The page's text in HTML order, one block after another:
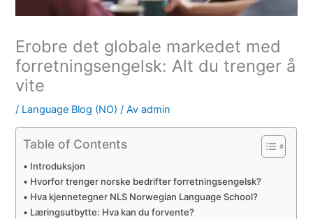
Erobre det globale markedet med
forretningsengelsk: Alt du trenger å
vite
/ Language Blog (NO) / Av admin
Table of Contents
Introduksjon
Hvorfor trenger norske bedrifter forretningsengelsk?
Hva kjennetegner NLS Norwegian Language School?
Læringsutbytte: Hva kan du forvente?